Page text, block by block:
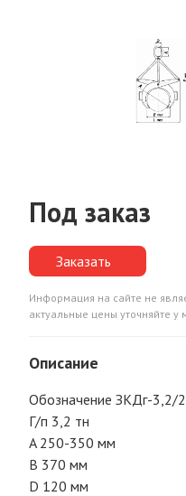
Под заказ
Заказать
Информация на сайте не
актуальные цены уточняйте
Описание
Обозначение ЗКДг-3,2/
Г/п 3,2 тн
A 250-350 мм
B 370 мм
D 120 мм